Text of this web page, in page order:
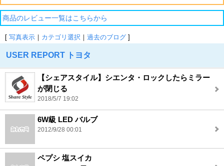
商品のレビュー一覧はこちらから
[ 写真表示 ｜ カテゴリ選択 ｜ 過去のブログ ]
USER REPORT トヨタ
【シェアスタイル】シエンタ・ロックしたらミラー
が閉じる
2018/5/7 19:02
6W級 LED バルブ
2012/9/28 00:01
ペプシ 塩スイカ